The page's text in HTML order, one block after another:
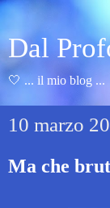
Dal
🤍 ... il mio blog ...
10 marzo
Ma che